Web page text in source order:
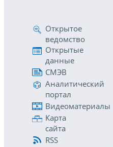
Открытое
ведомство
Открытые
данные
СМЭВ
Аналитический
портал
Видеоматериалы
Карта
сайта
RSS